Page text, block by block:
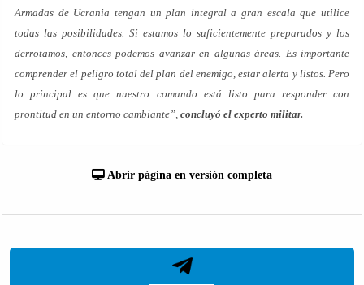
Armadas de Ucrania tengan un plan integral a gran escala que utilice
todas las posibilidades. Si estamos lo suficientemente preparados y los
derrotamos, entonces podemos avanzar en algunas áreas. Es importante
comprender el peligro total del plan del enemigo, estar alerta y listos. Pero
lo principal es que nuestro comando está listo para responder con
prontitud en un entorno cambiante”, concluyó el experto militar.
Abrir página en versión completa